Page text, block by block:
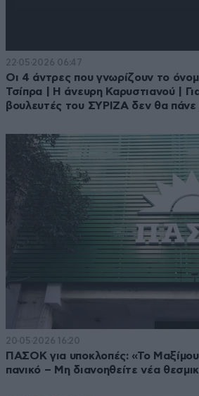
22·05·2026 06:47
Οι 4 άντρες που γνωρίζουν το
Τσίπρα | Η άνευρη Καρυστιανού |
βουλευτές του ΣΥΡΙΖΑ δεν θα
20·05·2026 16:20
ΠΑΣΟΚ για υποκλοπές: «Το Μαξίμου
πανικό – Μη διανοηθείτε νέα